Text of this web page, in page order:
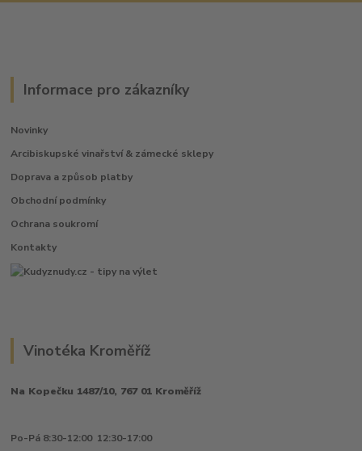
Informace pro zákazníky
Novinky
Arcibiskupské vinařství & zámecké sklepy
Doprava a způsob platby
Obchodní podmínky
Ochrana soukromí
Kontakty
Vinotéka Kroměříž
Na Kopečku 1487/10, 767 01 Kroměříž
Po-Pá 8:30-12:00 12:30-17:00